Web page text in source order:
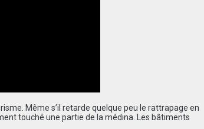
Même s’il retarde quelque peu le rattrapage en
touché une partie de la médina. Les bâtiments